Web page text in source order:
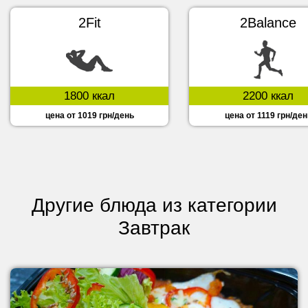
2Fit
1800 ккал
цена от 1019 грн/день
2Balance
2200 ккал
цена от 1119 грн/
Другие блюда из категории
Завтрак